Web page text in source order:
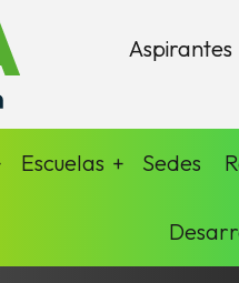
Aspirantes
Escuelas Sedes